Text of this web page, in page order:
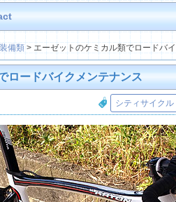
備類 > エーゼットのケミカル類でロードバ
ロードバイクメンテナンス
シティサイクル